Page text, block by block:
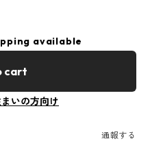
available
cart
いの方向け
通報する